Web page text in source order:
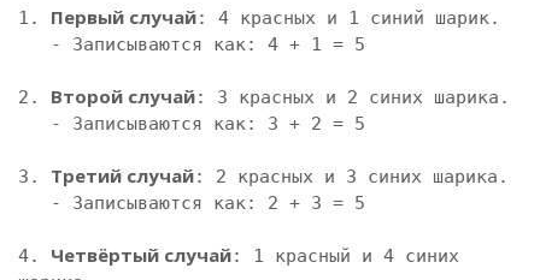
1. Первый случай: 4 красных и 1 синий шарик.
2. Второй случай: 3 красных и 2 синих шарика.
3. Третий случай: 2 красных и 3 синих шарика.
4. Четвёртый случай: 1 красный и 4 синих